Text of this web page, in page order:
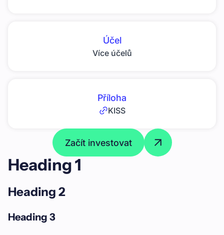
Účel
Více účelů
Příloha
KISS
Začít investovat
Heading 1
Heading 2
Heading 3